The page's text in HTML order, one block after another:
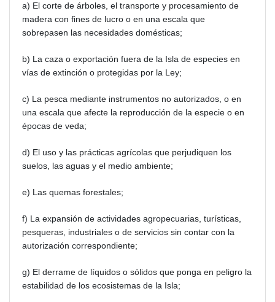
a) El corte de árboles, el transporte y procesamiento de
madera con fines de lucro o en una escala que
sobrepasen las necesidades domésticas;
b) La caza o exportación fuera de la Isla de especies en
vías de extinción o protegidas por la Ley;
c) La pesca mediante instrumentos no autorizados, o en
una escala que afecte la reproducción de la especie o en
épocas de veda;
d) El uso y las prácticas agrícolas que perjudiquen los
suelos, las aguas y el medio ambiente;
e) Las quemas forestales;
f) La expansión de actividades agropecuarias, turísticas,
pesqueras, industriales o de servicios sin contar con la
autorización correspondiente;
g) El derrame de líquidos o sólidos que ponga en peligro la
estabilidad de los ecosistemas de la Isla;